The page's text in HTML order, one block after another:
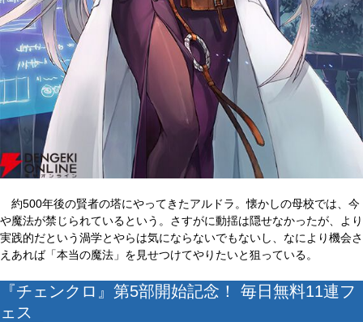
約500年後の賢者の塔にやってきたアルドラ。懐かしの母校では、今
や魔法が禁じられているという。さすがに動揺は隠せなかったが、より
実践的だという渦学とやらは気にならないでもないし、なにより機会さ
えあれば「本当の魔法」を見せつけてやりたいと狙っている。
『チェンクロ』第5部開始記念！ 毎日無料11連フ
ェス